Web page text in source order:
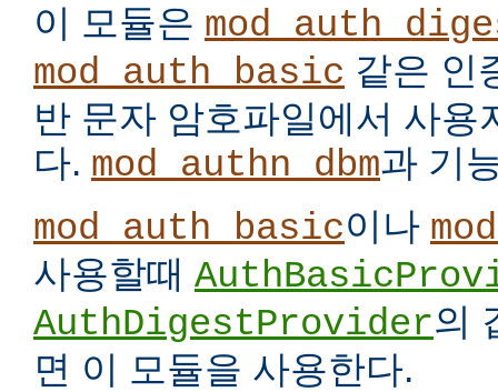
이 모듈은
mod_auth_basic 같은 인
반 문자 암호파일에서 사용
다. mod_authn_dbm과 기
mod_auth_basic이나
사용할때
AuthDigestProvider의
면 이 모듈을 사용한다.